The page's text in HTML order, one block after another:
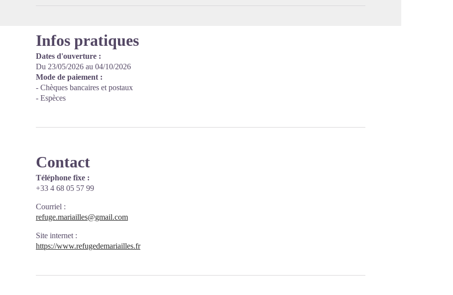
Infos pratiques
Dates d'ouverture :
Du 23/05/2026 au 04/10/2026
Mode de paiement :
- Chèques bancaires et postaux
- Espèces
Contact
Téléphone fixe :
+33 4 68 05 57 99
Courriel :
refuge.mariailles@gmail.com
Site internet :
https://www.refugedemariailles.fr